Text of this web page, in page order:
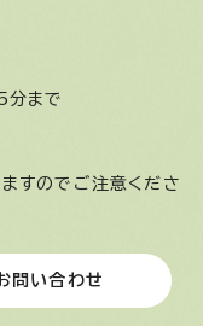
まで
すのでご注意くださ
問い合わせ